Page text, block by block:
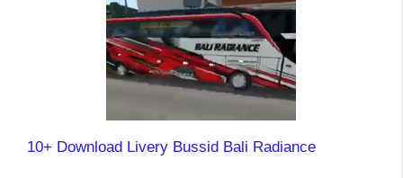
10+ Download Livery Bussid Bali Radiance